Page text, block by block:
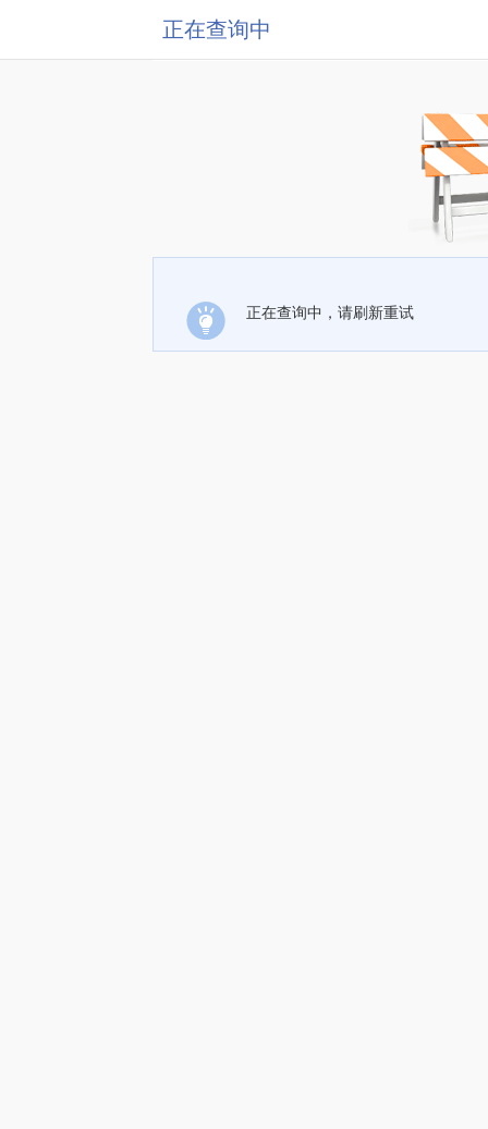
正在查询中
正在查询中，请刷新重试